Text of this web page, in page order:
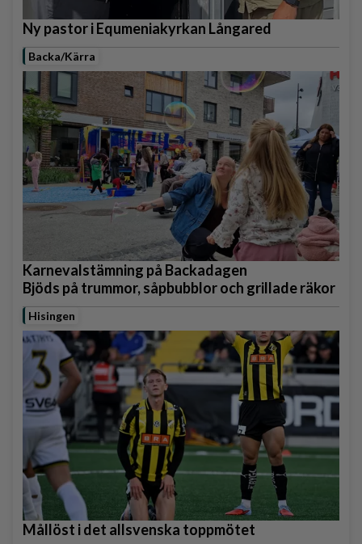
Ny pastor i Equmeniakyrkan Långared
Backa/Kärra
Karnevalstämning på Backadagen
Bjöds på trummor, såpbubblor och grillade räkor
Hisingen
Mållöst i det allsvenska toppmötet